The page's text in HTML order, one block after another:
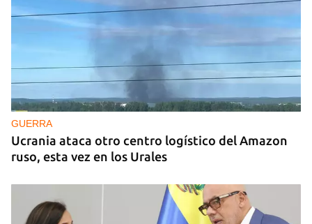
GUERRA
Ucrania ataca otro centro logístico del Amazon
ruso, esta vez en los Urales